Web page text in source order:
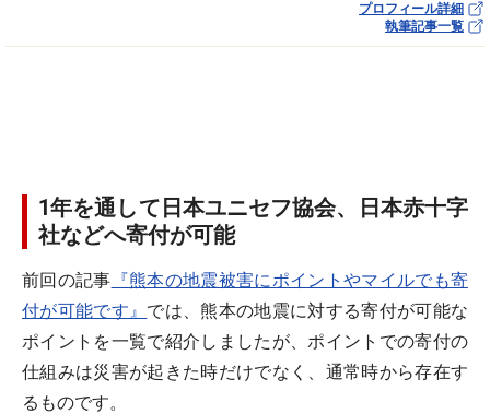
プロフィール詳細
執筆記事一覧
1年を通して日本ユニセフ協会、日本赤十字
社などへ寄付が可能
前回の記事 『熊本の地震被害にポイントやマイルでも寄
付が可能です』 では、熊本の地震に対する寄付が可能な
ポイントを一覧で紹介しましたが、ポイントでの寄付の
仕組みは災害が起きた時だけでなく、通常時から存在す
るものです。